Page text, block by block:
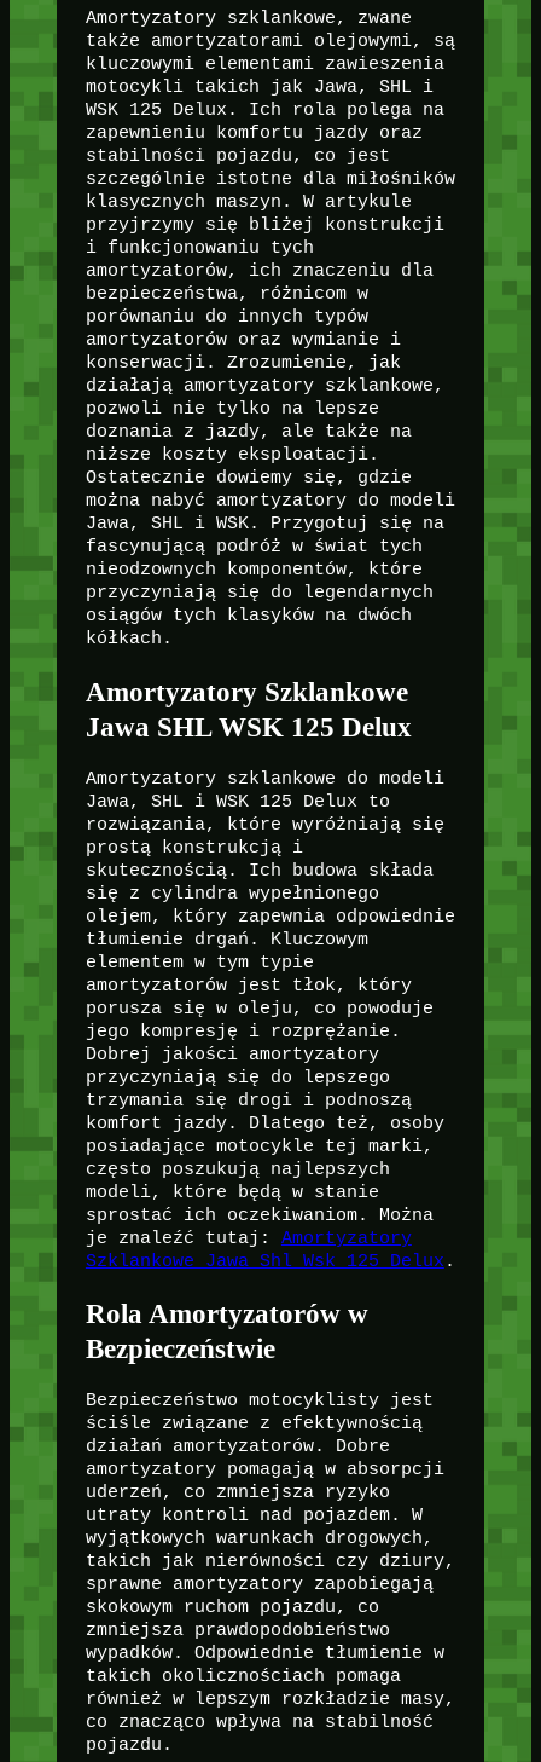
Amortyzatory szklankowe, zwane
także amortyzatorami olejowymi, są
kluczowymi elementami zawieszenia
motocykli takich jak Jawa, SHL i
WSK 125 Delux. Ich rola polega na
zapewnieniu komfortu jazdy oraz
stabilności pojazdu, co jest
szczególnie istotne dla miłośników
klasycznych maszyn. W artykule
przyjrzymy się bliżej konstrukcji
i funkcjonowaniu tych
amortyzatorów, ich znaczeniu dla
bezpieczeństwa, różnicom w
porównaniu do innych typów
amortyzatorów oraz wymianie i
konserwacji. Zrozumienie, jak
działają amortyzatory szklankowe,
pozwoli nie tylko na lepsze
doznania z jazdy, ale także na
niższe koszty eksploatacji.
Ostatecznie dowiemy się, gdzie
można nabyć amortyzatory do modeli
Jawa, SHL i WSK. Przygotuj się na
fascynującą podróż w świat tych
nieodzownych komponentów, które
przyczyniają się do legendarnych
osiągów tych klasyków na dwóch
kółkach.
Amortyzatory Szklankowe
Jawa SHL WSK 125 Delux
Amortyzatory szklankowe do modeli
Jawa, SHL i WSK 125 Delux to
rozwiązania, które wyróżniają się
prostą konstrukcją i
skutecznością. Ich budowa składa
się z cylindra wypełnionego
olejem, który zapewnia odpowiednie
tłumienie drgań. Kluczowym
elementem w tym typie
amortyzatorów jest tłok, który
porusza się w oleju, co powoduje
jego kompresję i rozprężanie.
Dobrej jakości amortyzatory
przyczyniają się do lepszego
trzymania się drogi i podnoszą
komfort jazdy. Dlatego też, osoby
posiadające motocykle tej marki,
często poszukują najlepszych
modeli, które będą w stanie
sprostać ich oczekiwaniom. Można
je znaleźć tutaj: Amortyzatory
Szklankowe Jawa Shl Wsk 125 Delux .
Rola Amortyzatorów w
Bezpieczeństwie
Bezpieczeństwo motocyklisty jest
ściśle związane z efektywnością
działań amortyzatorów. Dobre
amortyzatory pomagają w absorpcji
uderzeń, co zmniejsza ryzyko
utraty kontroli nad pojazdem. W
wyjątkowych warunkach drogowych,
takich jak nierówności czy dziury,
sprawne amortyzatory zapobiegają
skokowym ruchom pojazdu, co
zmniejsza prawdopodobieństwo
wypadków. Odpowiednie tłumienie w
takich okolicznościach pomaga
również w lepszym rozkładzie masy,
co znacząco wpływa na stabilność
pojazdu.